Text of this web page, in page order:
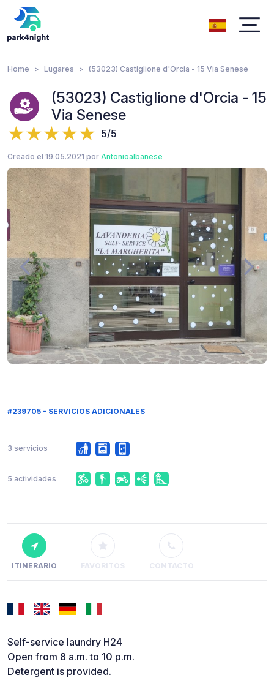
Home Lugares (53023) Castiglione d'Orcia - 15 Via Senese
(53023) Castiglione d'Orcia - 15
Via Senese
5/5
Creado el 19.05.2021 por Antonioalbanese
#239705 - SERVICIOS ADICIONALES
3 servicios
5 actividades
ITINERARIO FAVORITOS CONTACTO
Self-service laundry H24
Open from 8 a.m. to 10 p.m.
Detergent is provided.